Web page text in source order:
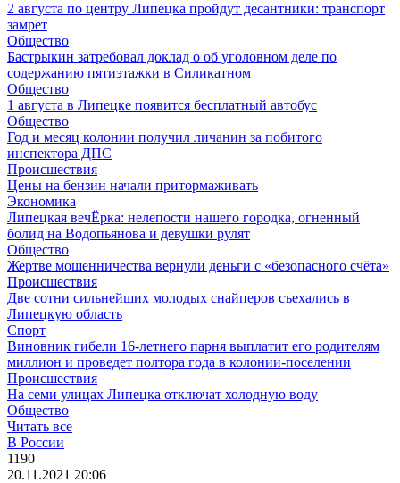
2 августа по центру Липецка пройдут десантники: транспорт
замрет
Общество
Бастрыкин затребовал доклад о об уголовном деле по
содержанию пятиэтажки в Силикатном
Общество
1 августа в Липецке появится бесплатный автобус
Общество
Год и месяц колонии получил личанин за побитого
инспектора ДПС
Происшествия
Цены на бензин начали притормаживать
Экономика
Липецкая вечЁрка: нелепости нашего городка, огненный
болид на Водопьянова и девушки рулят
Общество
Жертве мошенничества вернули деньги с «безопасного счёта»
Происшествия
Две сотни сильнейших молодых снайперов съехались в
Липецкую область
Спорт
Виновник гибели 16-летнего парня выплатит его родителям
миллион и проведет полтора года в колонии-поселении
Происшествия
На семи улицах Липецка отключат холодную воду
Общество
Читать все
В России
1190
20.11.2021 20:06